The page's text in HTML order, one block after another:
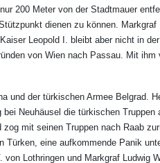
200 Meter von der Stadtmauer
dienen zu können. Markgraf
Leopold I. bleibt aber nicht in
von Wien nach Passau. Mit ihm
und der türkischen Armee Belgrad.
Neuhäusel die türkischen Truppen
mit seinen Truppen nach Raab
Türken, eine aufkommende Panik
Lothringen und Markgraf Ludwig